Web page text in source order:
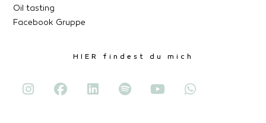
Oil tasting
Facebook Gruppe
HIER findest du mich